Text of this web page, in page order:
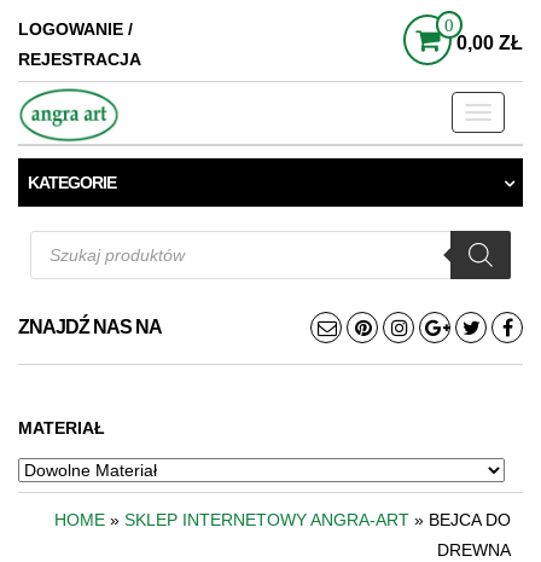
LOGOWANIE /
REJESTRACJA
0
0,00 ZŁ
Toggle
KATEGORIE
Wyszukiwarka
produktów
ZNAJDŹ NAS NA
MATERIAŁ
HOME » SKLEP INTERNETOWY ANGRA-ART » BEJCA DO
DREWNA